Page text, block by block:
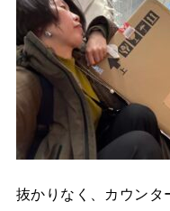
抜かりなく、カウンタ